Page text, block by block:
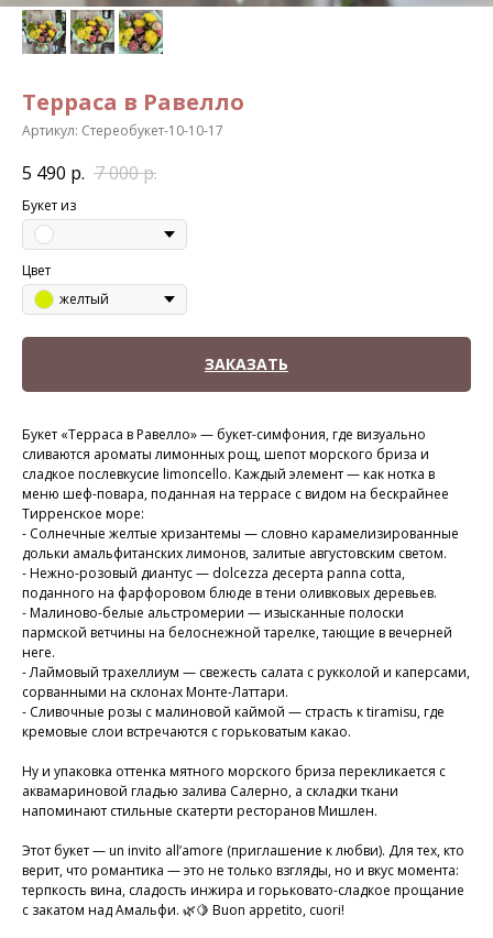
Терраса в Равелло
Артикул: Стереобукет-10-10-17
5 490 р. 7 000р.
Букет из
Цвет
желтый
ЗАКАЗАТЬ
Букет «Терраса в Равелло» — букет-симфония, где визуально
сливаются ароматы лимонных рощ, шепот морского бриза и
сладкое послевкусие limoncello. Каждый элемент — как нотка в
меню шеф-повара, поданная на террасе с видом на бескрайнее
Тирренское море:
- Солнечные желтые хризантемы — словно карамелизированные
дольки амальфитанских лимонов, залитые августовским светом.
- Нежно-розовый диантус — dolcezza десерта panna cotta,
поданного на фарфоровом блюде в тени оливковых деревьев.
- Малиново-белые альстромерии — изысканные полоски
пармской ветчины на белоснежной тарелке, тающие в вечерней
неге.
- Лаймовый трахеллиум — свежесть салата с рукколой и каперсами,
сорванными на склонах Монте-Латтари.
- Сливочные розы с малиновой каймой — страсть к tiramisu, где
кремовые слои встречаются с горьковатым какао.
Ну и упаковка оттенка мятного морского бриза перекликается с
аквамариновой гладью залива Салерно, а складки ткани
напоминают стильные скатерти ресторанов Мишлен.
Этот букет — un invito all’amore (приглашение к любви). Для тех, кто
верит, что романтика — это не только взгляды, но и вкус момента:
терпкость вина, сладость инжира и горьковато-сладкое прощание
с закатом над Амальфи. 🌿🍋 Buon appetito, cuori!